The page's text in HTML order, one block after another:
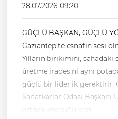
28.07.2026 09:20
GÜÇLÜ BAŞKAN, GÜÇLÜ
Gaziantep'te esnafın sesi
Yılların birikimini, sahadaki
üretme iradesini aynı
güçlü bir liderlik gerektirir.
Sanatkârlar Odası Başkanı
ortaya koyduğu yön